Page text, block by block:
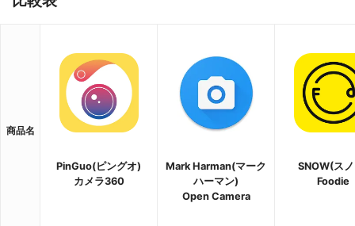
商品名
PinGuo(ピングオ)
カメラ360
Mark Harman(マーク
ハーマン)
Open Camera
SNOW(ス
Foodie